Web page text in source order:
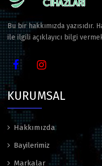
Bu bir hakkımızda yazısıdır.
ile ilgili açıklayıcı bilgi
KURUMSAL
Hakkımızda
Bayilerimiz
Markalar